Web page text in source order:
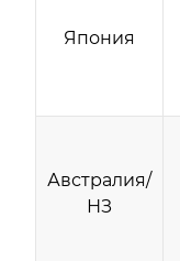
Япония
Австралия/
НЗ